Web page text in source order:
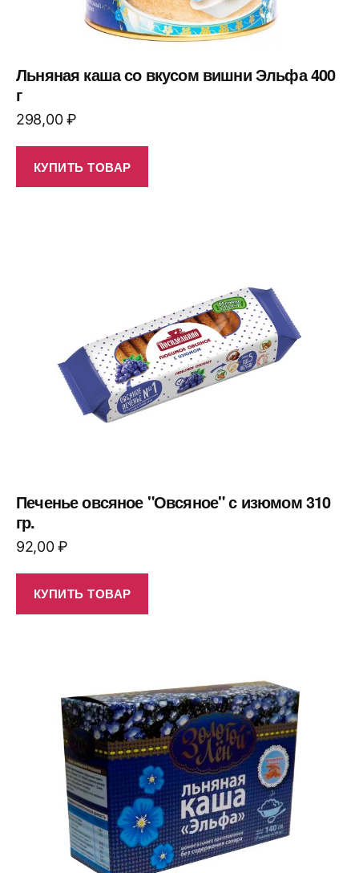
Льняная каша со вкусом вишни Эльфа 400
г
298,00₽
КУПИТЬ ТОВАР
Печенье овсяное "Овсяное" с изюмом 310
гр.
92,00₽
КУПИТЬ ТОВАР